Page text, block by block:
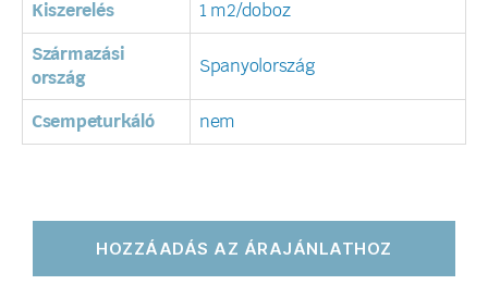
Kiszerelés 1 m2/doboz
Származási
ország
Spanyolország
Csempeturkáló nem
HOZZÁADÁS AZ ÁRAJÁNLATHOZ